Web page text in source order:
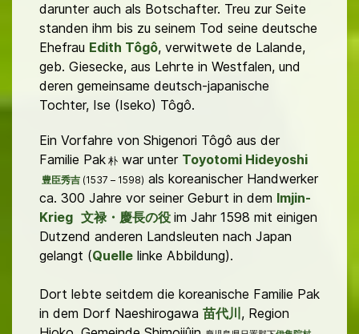
darunter auch als Botschafter. Treu zur Seite
standen ihm bis zu seinem Tod seine deutsche
Ehefrau Edith Tôgô, verwitwete de Lalande,
geb. Giesecke, aus Lehrte in Westfalen, und
deren gemeinsame deutsch-japanische
Tochter, Ise (Iseko) Tôgô.
Ein Vorfahre von Shigenori Tôgô aus der
Familie Pak朴 war unter Toyotomi Hideyoshi
豊臣秀吉 (1537 – 1598) als koreanischer Handwerker
ca. 300 Jahre vor seiner Geburt in dem Imjin-
Krieg 文禄・慶長の役 im Jahr 1598 mit einigen
Dutzend anderen Landsleuten nach Japan
gelangt (Quelle linke Abbildung).
Dort lebte seitdem die koreanische Familie Pak
in dem Dorf Naeshirogawa 苗代川 , Region